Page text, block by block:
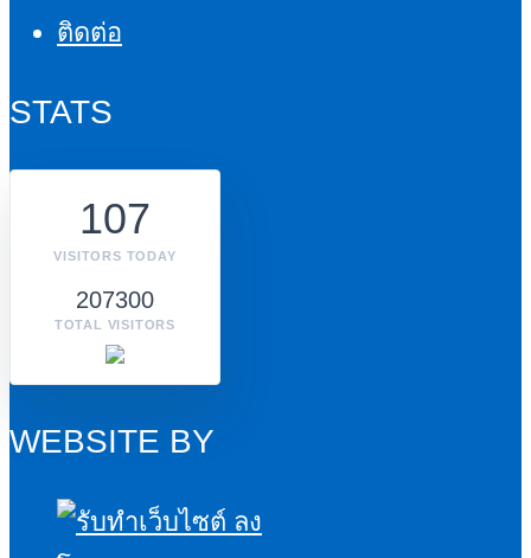
ติดต่อ
STATS
107
VISITORS TODAY
207300
TOTAL VISITORS
WEBSITE BY